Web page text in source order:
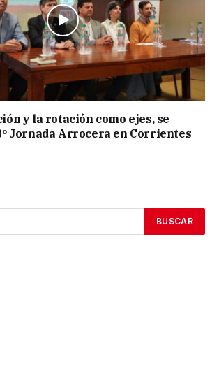
y la rotación como ejes, se
Jornada Arrocera en Corrientes